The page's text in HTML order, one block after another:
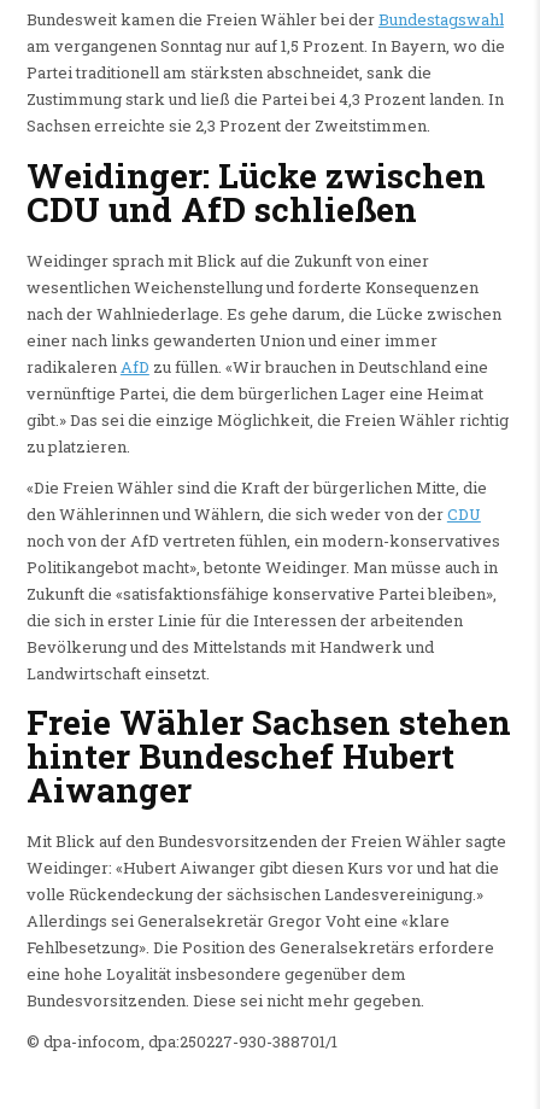
Bundesweit kamen die Freien Wähler bei derBundestagswahl
am vergangenen Sonntag nur auf 1,5 Prozent. In Bayern, wo die
Partei traditionell am stärksten abschneidet, sank die
Zustimmung stark und ließ die Partei bei 4,3 Prozent landen. In
Sachsen erreichte sie 2,3 Prozent der Zweitstimmen.
Weidinger: Lücke zwischen
CDU und AfD schließen
Weidinger sprach mit Blick auf die Zukunft von einer
wesentlichen Weichenstellung und forderte Konsequenzen
nach der Wahlniederlage. Es gehe darum, die Lücke zwischen
einer nach links gewanderten Union und einer immer
radikaleren AfD zu füllen. «Wir brauchen in Deutschland eine
vernünftige Partei, die dem bürgerlichen Lager eine Heimat
gibt.» Das sei die einzige Möglichkeit, die Freien Wähler richtig
zu platzieren.
«Die Freien Wähler sind die Kraft der bürgerlichen Mitte, die
den Wählerinnen und Wählern, die sich weder von derCDU
noch von der AfD vertreten fühlen, ein modern-konservatives
Politikangebot macht», betonte Weidinger. Man müsse auch in
Zukunft die «satisfaktionsfähige konservative Partei bleiben»,
die sich in erster Linie für die Interessen der arbeitenden
Bevölkerung und des Mittelstands mit Handwerk und
Landwirtschaft einsetzt.
Freie Wähler Sachsen stehen
hinter Bundeschef Hubert
Aiwanger
Mit Blick auf den Bundesvorsitzenden der Freien Wähler sagte
Weidinger: «Hubert Aiwanger gibt diesen Kurs vor und hat die
volle Rückendeckung der sächsischen Landesvereinigung.»
Allerdings sei Generalsekretär Gregor Voht eine «klare
Fehlbesetzung». Die Position des Generalsekretärs erfordere
eine hohe Loyalität insbesondere gegenüber dem
Bundesvorsitzenden. Diese sei nicht mehr gegeben.
© dpa-infocom, dpa:250227-930-388701/1